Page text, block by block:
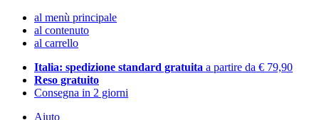
al menù principale
al contenuto
al carrello
Italia: spedizione standard gratuita a partire da € 79,90
Reso gratuito
Consegna in 2 giorni
Aiuto